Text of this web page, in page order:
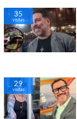
35
visitas
29
visitas